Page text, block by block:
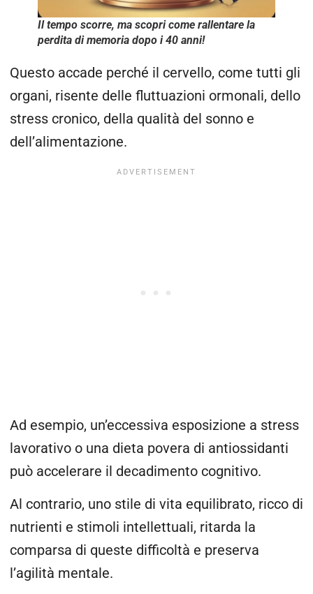
Il tempo scorre, ma scopri come rallentare la
perdita di memoria dopo i 40 anni!
Questo accade perché il cervello, come tutti gli
organi, risente delle fluttuazioni ormonali, dello
stress cronico, della qualità del sonno e
dell’alimentazione.
Ad esempio, un’eccessiva esposizione a stress
lavorativo o una dieta povera di antiossidanti
può accelerare il decadimento cognitivo.
Al contrario, uno stile di vita equilibrato, ricco di
nutrienti e stimoli intellettuali, ritarda la
comparsa di queste difficoltà e preserva
l’agilità mentale.